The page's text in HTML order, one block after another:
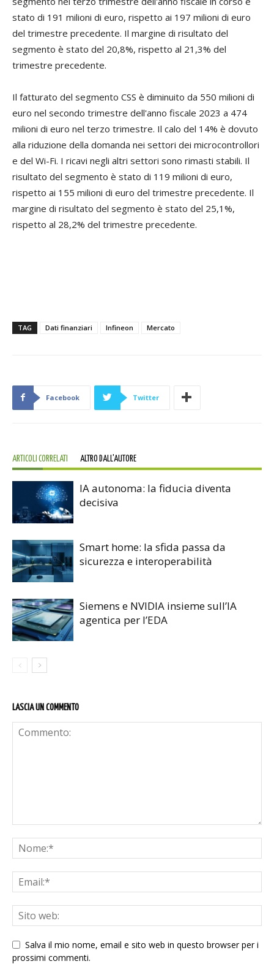
stato di 191 milioni di euro, rispetto ai 197 milioni di euro
del trimestre precedente. Il margine di risultato del
segmento è stato del 20,8%, rispetto al 21,3% del
trimestre precedente.
Il fatturato del segmento CSS è diminuito da 550 milioni di
euro nel secondo trimestre dell'anno fiscale 2023 a 474
milioni di euro nel terzo trimestre. Il calo del 14% è dovuto
alla riduzione della domanda nei settori dei microcontrollori
e del Wi-Fi. I ricavi negli altri settori sono rimasti stabili. Il
risultato del segmento è stato di 119 milioni di euro,
rispetto ai 155 milioni di euro del trimestre precedente. Il
margine di risultato del segmento è stato del 25,1%,
rispetto al 28,2% del trimestre precedente.
TAG Dati finanziari Infineon Mercato
Facebook Twitter
ARTICOLI CORRELATI ALTRO DALL'AUTORE
IA autonoma: la fiducia diventa
decisiva
Smart home: la sfida passa da
sicurezza e interoperabilità
Siemens e NVIDIA insieme sull’IA
agentica per l’EDA
LASCIA UN COMMENTO
Salva il mio nome, email e sito web in questo browser per i
prossimi commenti.